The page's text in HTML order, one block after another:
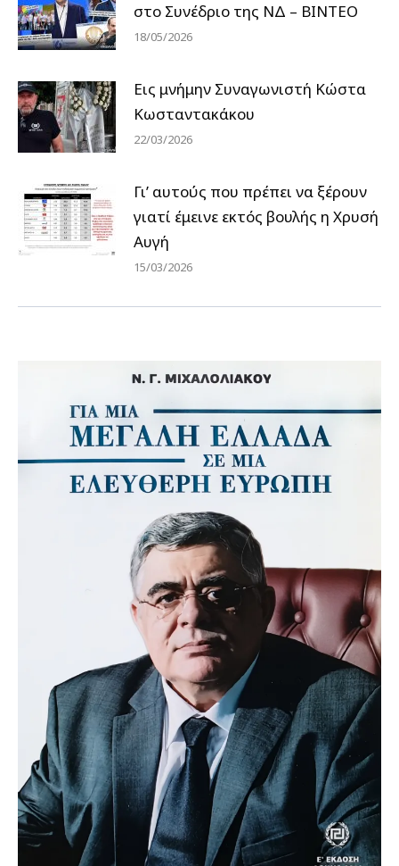
στο Συνέδριο της ΝΔ – ΒΙΝΤΕΟ
18/05/2026
Εις μνήμην Συναγωνιστή Κώστα
Κωσταντακάκου
22/03/2026
Γι’ αυτούς που πρέπει να ξέρουν
γιατί έμεινε εκτός βουλής η Χρυσή
Αυγή
15/03/2026